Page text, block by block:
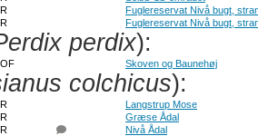
R
Fuglereservat Nivå bugt,
R Fuglereservat Nivå bugt,
perdix):
OF Skoven og Baunehøj
colchicus):
R
Langstrup Mose
R
Græse Ådal
R
Nivå Ådal